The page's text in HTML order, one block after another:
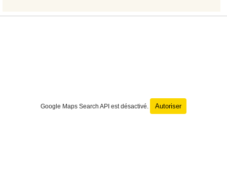
Google Maps Search API est désactivé. Autoriser